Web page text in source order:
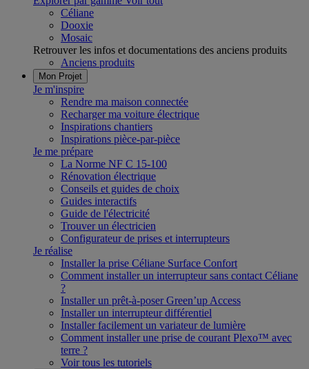
Céliane
Dooxie
Mosaic
Retrouver les infos et documentations des anciens produits
Anciens produits
Mon Projet
Je m'inspire
Rendre ma maison connectée
Recharger ma voiture électrique
Inspirations chantiers
Inspirations pièce-par-pièce
Je me prépare
La Norme NF C 15-100
Rénovation électrique
Conseils et guides de choix
Guides interactifs
Guide de l'électricité
Trouver un électricien
Configurateur de prises et interrupteurs
Je réalise
Installer la prise Céliane Surface Confort
Comment installer un interrupteur sans contact Céliane
?
Installer un prêt-à-poser Green’up Access
Installer un interrupteur différentiel
Installer facilement un variateur de lumière
Comment installer une prise de courant Plexo™ avec
terre ?
Voir tous les tutoriels